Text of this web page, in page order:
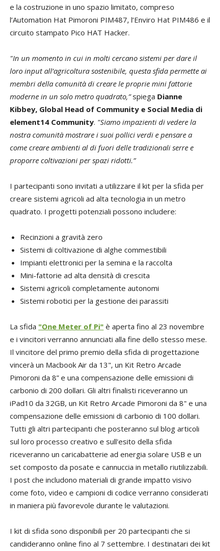
e la costruzione in uno spazio limitato, compreso
l’Automation Hat Pimoroni PIM487, l’Enviro Hat PIM486 e il
circuito stampato Pico HAT Hacker.
"In un momento in cui in molti cercano sistemi per dare il
loro input all’agricoltura sostenibile, questa sfida permette ai
membri della comunità di creare le proprie mini fattorie
moderne in un solo metro quadrato,”spiega Dianne
Kibbey, Global Head of Community e Social Media di
element14 Community. "Siamo impazienti di vedere la
nostra comunità mostrare i suoi pollici verdi e pensare a
come creare ambienti al di fuori delle tradizionali serre e
proporre coltivazioni per spazi ridotti.”
I partecipanti sono invitati a utilizzare il kit per la sfida per
creare sistemi agricoli ad alta tecnologia in un metro
quadrato. I progetti potenziali possono includere:
Recinzioni a gravità zero
Sistemi di coltivazione di alghe commestibili
Impianti elettronici per la semina e la raccolta
Mini-fattorie ad alta densità di crescita
Sistemi agricoli completamente autonomi
Sistemi robotici per la gestione dei parassiti
La sfida "One Meter of Pi" è aperta fino al 23 novembre
e i vincitori verranno annunciati alla fine dello stesso mese.
Il vincitore del primo premio della sfida di progettazione
vincerà un Macbook Air da 13", un Kit Retro Arcade
Pimoroni da 8” e una compensazione delle emissioni di
carbonio di 200 dollari. Gli altri finalisti riceveranno un
iPad10 da 32GB, un Kit Retro Arcade Pimoroni da 8" e una
compensazione delle emissioni di carbonio di 100 dollari.
Tutti gli altri partecipanti che posteranno sul blog articoli
sul loro processo creativo e sull'esito della sfida
riceveranno un caricabatterie ad energia solare USB e un
set composto da posate e cannuccia in metallo riutilizzabili.
I post che includono materiali di grande impatto visivo
come foto, video e campioni di codice verranno considerati
in maniera più favorevole durante le valutazioni.
I kit di sfida sono disponibili per 20 partecipanti che si
candideranno online fino al 7 settembre. I destinatari dei kit